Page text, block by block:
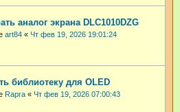
аналог экрана DLC1010DZG
art84 « Чт фев 19, 2026 19:01:24
библиотеку для OLED
Rapra « Чт фев 19, 2026 07:00:43